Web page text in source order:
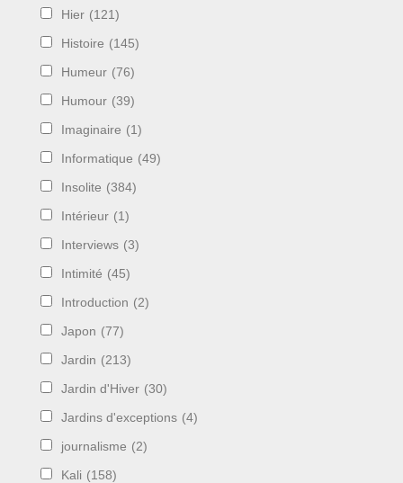
Hier (121)
Histoire (145)
Humeur (76)
Humour (39)
Imaginaire (1)
Informatique (49)
Insolite (384)
Intérieur (1)
Interviews (3)
Intimité (45)
Introduction (2)
Japon (77)
Jardin (213)
Jardin d'Hiver (30)
Jardins d'exceptions (4)
journalisme (2)
Kali (158)